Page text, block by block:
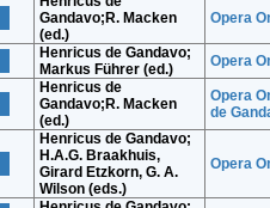
Gandavo;R. Macken
(ed.)
Opera
Henricus de Gandavo;
Markus Führer (ed.)
Opera
Henricus de
Gandavo;R. Macken
(ed.)
Opera
de
Henricus de Gandavo;
H.A.G. Braakhuis,
Girard Etzkorn, G. A.
Wilson (eds.)
Opera